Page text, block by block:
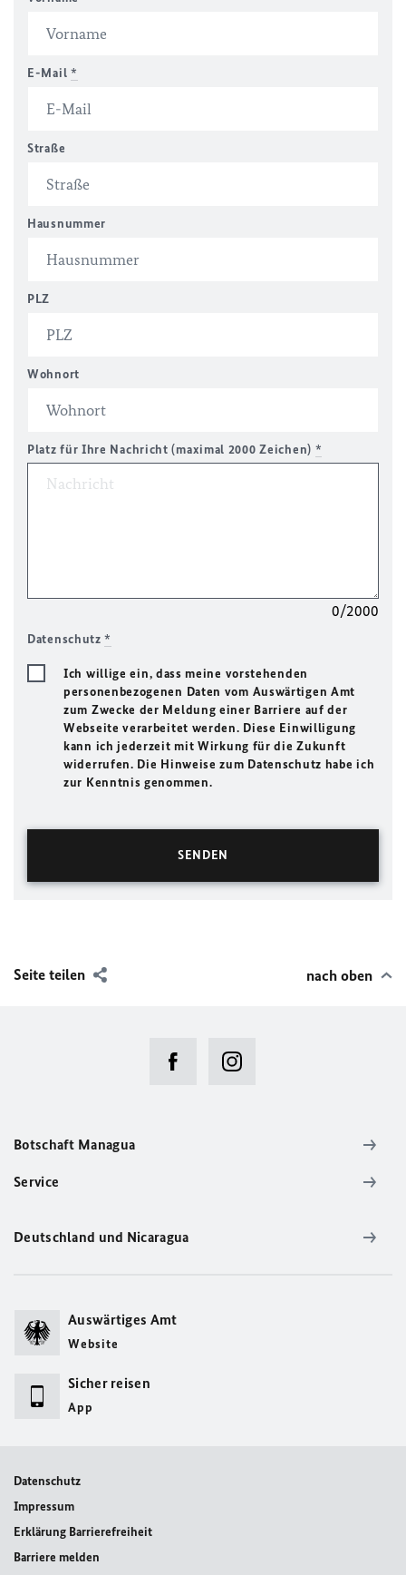
E-Mail *
Straße
Hausnummer
PLZ
Wohnort
Platz für Ihre Nachricht (maximal 2000 Zeichen) *
0/2000
Datenschutz*
Ich willige ein, dass meine vorstehenden
personenbezogenen Daten vom Auswärtigen Amt
zum Zwecke der Meldung einer Barriere auf der
Webseite verarbeitet werden. Diese Einwilligung
kann ich jederzeit mit Wirkung für die Zukunft
widerrufen. Die Hinweise zum Datenschutz habe ich
zur Kenntnis genommen.
Seite teilen nach oben
Botschaft Managua
Service
Deutschland und Nicaragua
Auswärtiges Amt
Website
Sicher reisen
App
Datenschutz
Impressum
Erklärung Barrierefreiheit
Barriere melden